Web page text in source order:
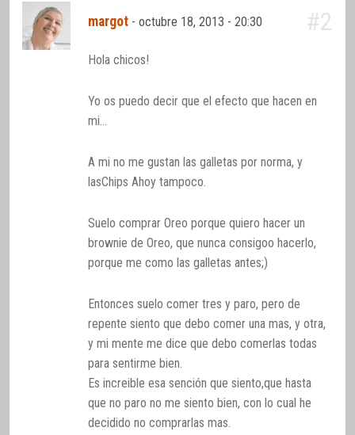
margot -octubre 18, 2013 - 20:30 #2
Hola chicos!
Yo os puedo decir que el efecto que hacen en
mi…
A mi no me gustan las galletas por norma, y
lasChips Ahoy tampoco.
Suelo comprar Oreo porque quiero hacer un
brownie de Oreo, que nunca consigoo hacerlo,
porque me como las galletas antes;)
Entonces suelo comer tres y paro, pero de
repente siento que debo comer una mas, y otra,
y mi mente me dice que debo comerlas todas
para sentirme bien.
Es increible esa sención que siento,que hasta
que no paro no me siento bien, con lo cual he
decidido no comprarlas mas.